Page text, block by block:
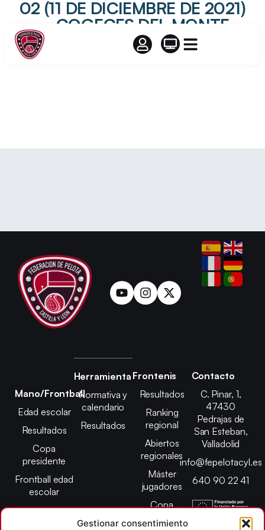
Gestionar consentimiento
02 (11 DE DICIEMBRE DE 2021)
– COGECES DEL MONTE
Mano/Frontball
Edad escolar
Resultados
Copa
presidente
Frontball edad
escolar
Herramienta
Normativa y
calendario
Resultados
Frontenis
Resultados
Ranking
regional
Abiertos
regionales
Máster
jugadores
Copa
presidente
Contacto
C. Pinar, 1,
47430
Pedrajas de
San Esteban,
Valladolid
info@fepelotacyl.es
640 90 22 41